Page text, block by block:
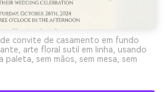
convite de casamento em fundo
arte floral sutil em linha, usando
sem mãos, sem mesa, sem